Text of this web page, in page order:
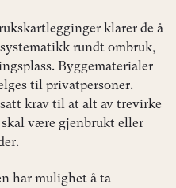
klarer de å
rundt ombruk,
Byggematerialer
til privatpersoner.
krav til at alt av trevirke
være gjenbrukt eller
har mulighet å ta